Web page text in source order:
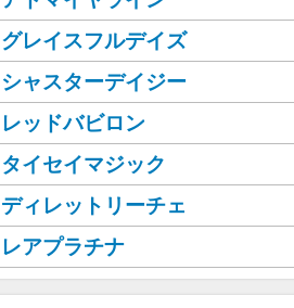
グレイスフルデイズ
シャスターデイジー
レッドバビロン
タイセイマジック
ディレットリーチェ
レアプラチナ